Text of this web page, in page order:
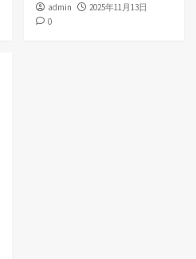
admin
2025年11月13日
0